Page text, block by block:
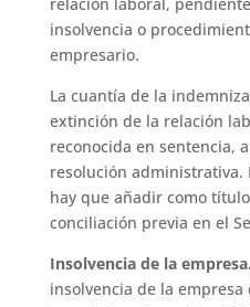
insolvencia o
empresario.
La cuantía de la
extinción de la relación
reconocida en sentencia,
resolución administrativa.
hay que añadir como
conciliación previa en el
Insolvencia de la empresa.
insolvencia de la